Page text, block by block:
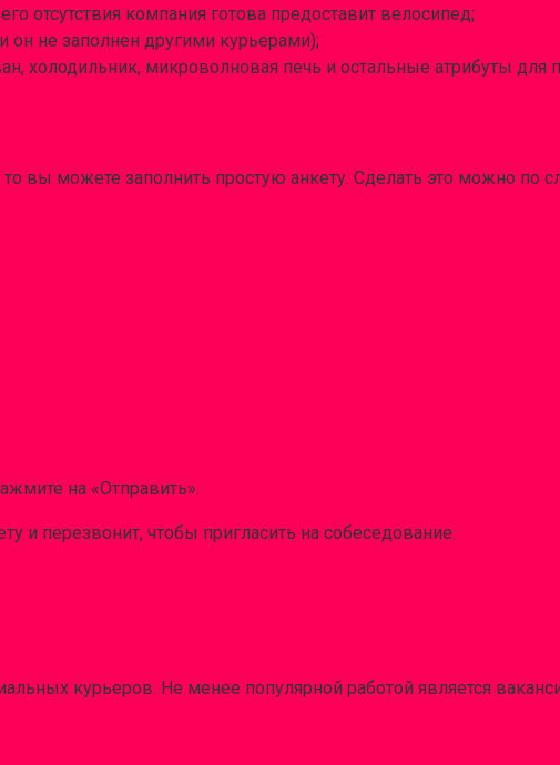
отсутствия компания готова предоставит велосипед;
не заполнен другими курьерами);
холодильник, микроволновая печь и остальные атрибуты для
вы можете заполнить простую анкету. Сделать это можно по
на «Отправить».
и перезвонит, чтобы пригласить на собеседование.
курьеров. Не менее популярной работой является